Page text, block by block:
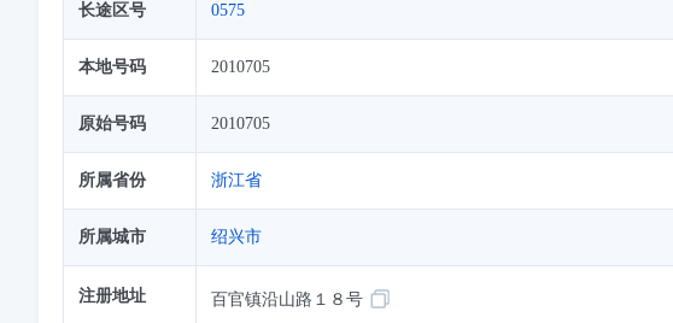
长途区号 0575
本地号码 2010705
原始号码 2010705
所属省份 浙江省
所属城市 绍兴市
注册地址 百官镇沿山路１８号